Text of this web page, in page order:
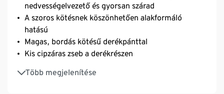
nedvességelvezető és gyorsan szárad
A szoros kötésnek köszönhetően alakformáló
hatású
Magas, bordás kötésű derékpánttal
Kis cipzáras zseb a derékrészen
Több megjelenítése
Elasztánnal: formatartó, tökéletesen áll, miközben
teljesen szabad mozgást tesz lehetővé